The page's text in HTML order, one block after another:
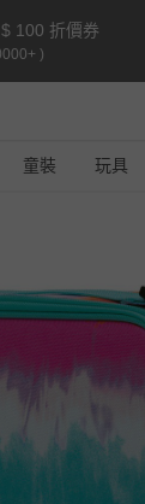
100 折價券
)
童裝 玩具